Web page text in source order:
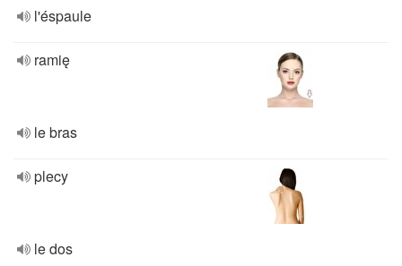
l'éspaule
ramię
le bras
plecy
le dos